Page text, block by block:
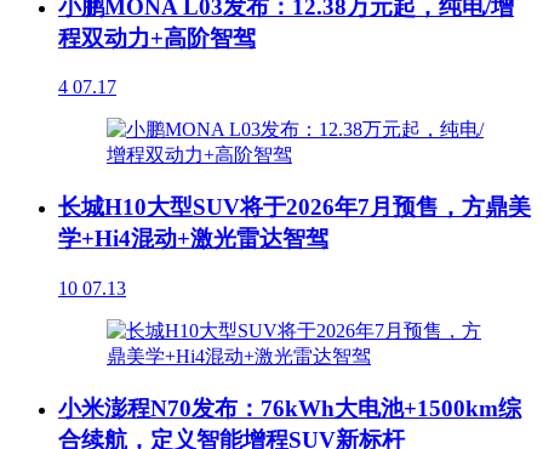
小鹏MONA L03发布：12.38万元起，纯电/增
程双动力+高阶智驾
4 07.17
长城H10大型SUV将于2026年7月预售，方鼎美
学+Hi4混动+激光雷达智驾
10 07.13
小米澎程N70发布：76kWh大电池+1500km综
合续航，定义智能增程SUV新标杆